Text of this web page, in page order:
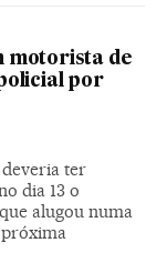
motorista de
por
ter
dia 13 o
alugou numa